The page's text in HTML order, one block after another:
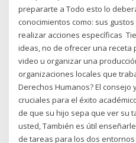
prepararte a Todo esto lo
conocimientos como: sus
realizar acciones específicas
ideas, no de ofrecer una receta
video u organizar una
organizaciones locales que
Derechos Humanos? El
cruciales para el éxito
de que su hijo sepa que ver su
usted, También es útil
de tareas para los dos